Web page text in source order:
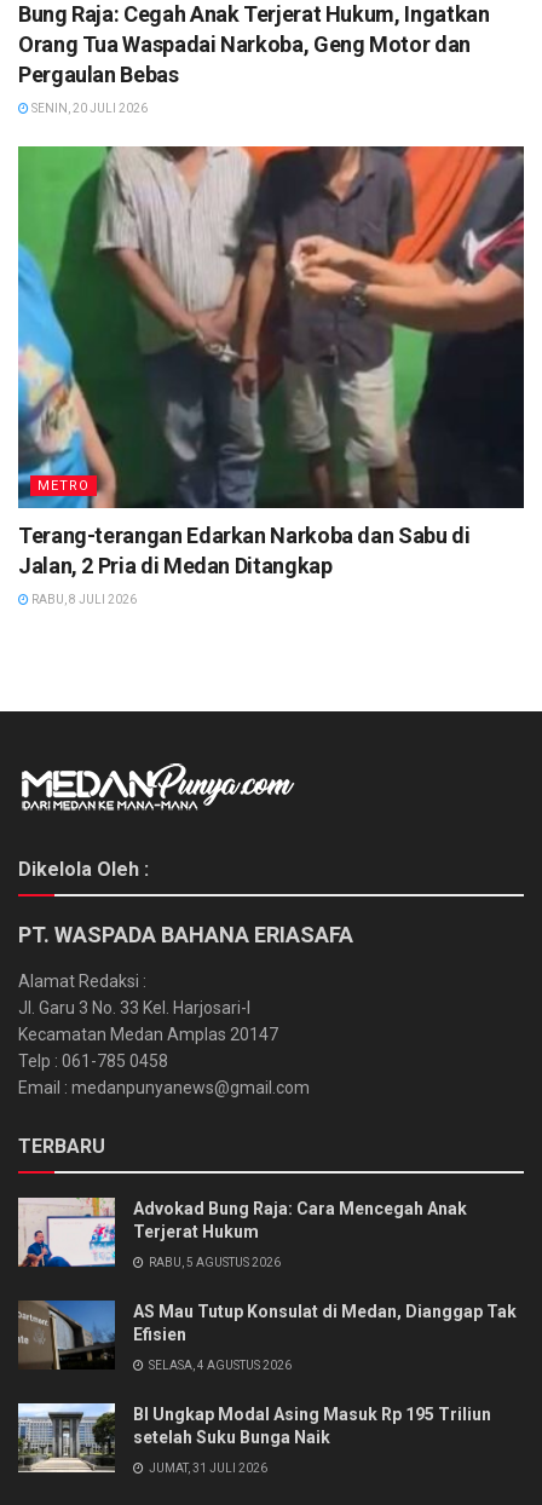
Bung Raja: Cegah Anak Terjerat Hukum, Ingatkan
Orang Tua Waspadai Narkoba, Geng Motor dan
Pergaulan Bebas
SENIN, 20 JULI 2026
METRO
Terang-terangan Edarkan Narkoba dan Sabu di
Jalan, 2 Pria di Medan Ditangkap
RABU, 8 JULI 2026
Dikelola Oleh :
PT. WASPADA BAHANA ERIASAFA
Alamat Redaksi :
Jl. Garu 3 No. 33 Kel. Harjosari-I
Kecamatan Medan Amplas 20147
Telp : 061-785 0458
Email : medanpunyanews@gmail.com
TERBARU
Advokad Bung Raja: Cara Mencegah Anak
Terjerat Hukum
RABU, 5 AGUSTUS 2026
AS Mau Tutup Konsulat di Medan, Dianggap Tak
Efisien
SELASA, 4 AGUSTUS 2026
BI Ungkap Modal Asing Masuk Rp 195 Triliun
setelah Suku Bunga Naik
JUMAT, 31 JULI 2026